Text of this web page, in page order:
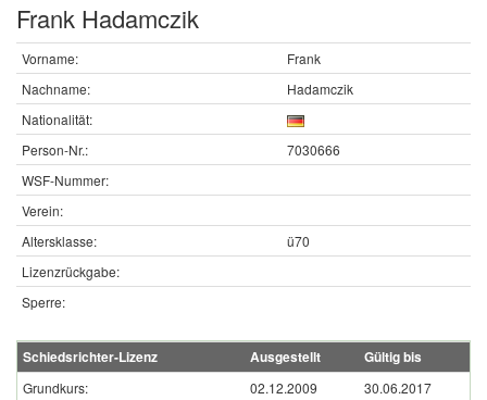
Frank Hadamczik
Vorname:
Frank
Nachname:
Hadamczik
Nationalität:
Person-Nr.:
7030666
WSF-Nummer:
Verein:
Altersklasse:
ü70
Lizenzrückgabe:
Sperre:
Schiedsrichter-Lizenz Ausgestellt Gültig bis
Grundkurs: 02.12.2009
30.06.2017